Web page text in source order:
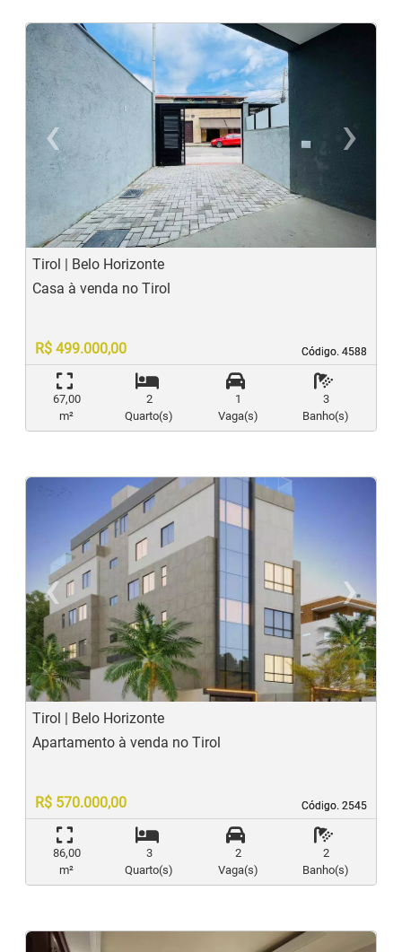
‹
Previous
›
Tirol | Belo Horizonte
Código. 4588
Código. 4588
Casa à venda no Tirol
R$ 499.000,00
67,00
m²
2
Quarto(s)
1
Vaga(s)
3
Banho(s)
‹
Previous
›
Tirol | Belo Horizonte
Código. 2545
Código. 2545
Apartamento à venda no Tirol
R$ 570.000,00
86,00
m²
3
Quarto(s)
2
Vaga(s)
2
Banho(s)